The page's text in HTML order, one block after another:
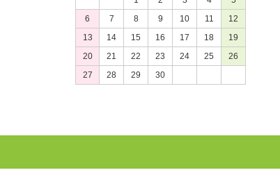
6
7 8 9 10 11
12
13
14 15 16 17 18
19
20
21 22 23 24 25
26
27
28 29 30